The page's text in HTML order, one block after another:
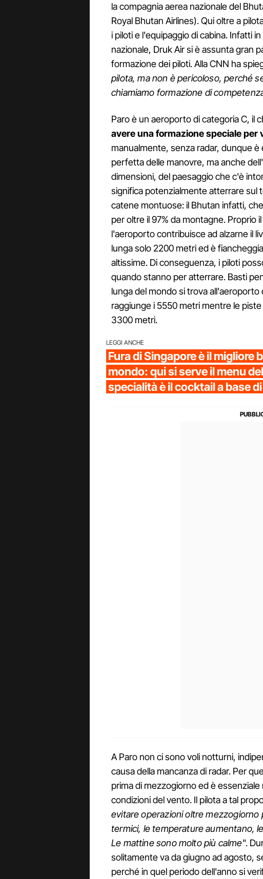
la compagnia aerea nazionale del
Royal Bhutan Airlines). Qui oltre a
i piloti e l'equipaggio di cabina. Infatti
nazionale, Druk Air si è assunta gran
formazione dei piloti. Alla CNN ha
pilota, ma non è pericoloso, perché
chiamiamo formazione di
Paro è un aeroporto di categoria C, il
avere una formazione speciale per
manualmente, senza radar, dunque
perfetta delle manovre, ma anche
dimensioni, del paesaggio che c'è
significa potenzialmente atterrare sul
catene montuose: il Bhutan infatti,
per oltre il 97% da montagne.
l'aeroporto contribuisce ad alzarne il
lunga solo 2200 metri ed è
altissime. Di conseguenza, i piloti
quando stanno per atterrare. Basti
lunga del mondo si trova all'aeroporto
raggiunge i 5550 metri mentre le
3300 metri.
LEGGI ANCHE
Fura di Singapore è il migliore
mondo: qui si serve il menu
specialità è il cocktail a base
A Paro non ci sono voli notturni,
causa della mancanza di radar. Per
prima di mezzogiorno ed è
condizioni del vento. Il pilota a tal
evitare operazioni oltre
termici, le temperature aumentano,
Le mattine sono molto più calme".
solitamente va da giugno ad agosto,
perché in quel periodo dell'anno si